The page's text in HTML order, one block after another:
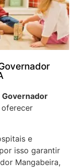
Governador
e
isso garantir
Mangabeira,